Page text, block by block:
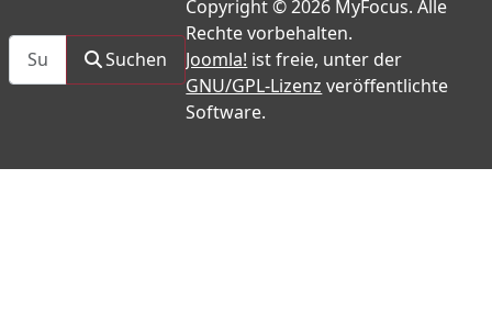
Suchen
Suchen
Copyright © 2026 MyFocus. Alle
Rechte vorbehalten.
Joomla! ist freie, unter der
GNU/GPL-Lizenz veröffentlichte
Software.